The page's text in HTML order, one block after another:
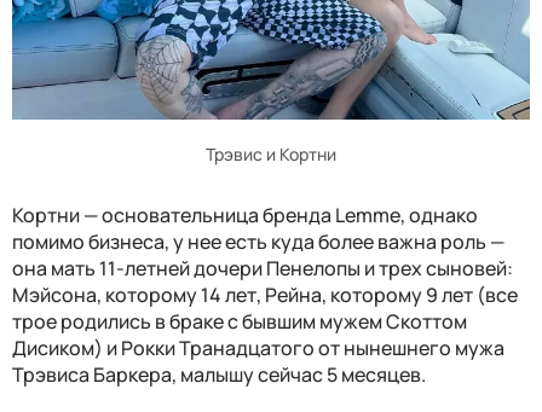
Трэвис и Кортни
Кортни — основательница бренда Lemme, однако
помимо бизнеса, у нее есть куда более важна роль —
она мать 11-летней дочери Пенелопы и трех сыновей:
Мэйсона, которому 14 лет, Рейна, которому 9 лет (все
трое родились в браке с бывшим мужем Скоттом
Дисиком) и Рокки Транадцатого от нынешнего мужа
Трэвиса Баркера, малышу сейчас 5 месяцев.